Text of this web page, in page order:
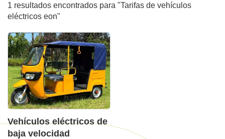
1 resultados encontrados para "Tarifas de vehículos
eléctricos eon"
Vehículos eléctricos de
baja velocidad